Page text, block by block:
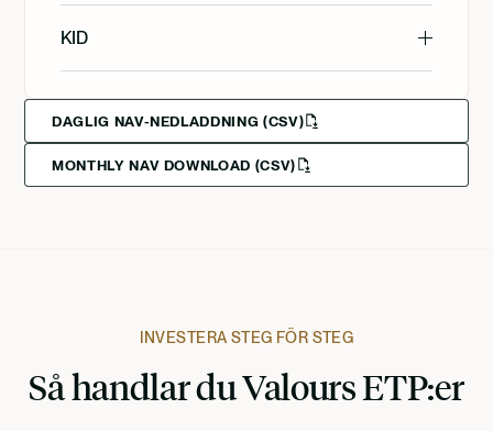
Svenska
English
KID
English
Svenska
Suomi
DAGLIG NAV-NEDLADDNING (CSV)
MONTHLY NAV DOWNLOAD (CSV)
INVESTERA STEG FÖR STEG
Så handlar du Valours ETP:er